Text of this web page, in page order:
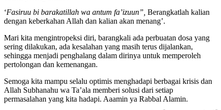
‘Fasiruu bi barakatillah wa antum fa’izuun”, Berangkatlah kalian
dengan keberkahan Allah dan kalian akan menang’.
Mari kita mengintropeksi diri, barangkali ada perbuatan dosa yang
sering dilakukan, ada kesalahan yang masih terus dijalankan,
sehingga menjadi penghalang dalam dirinya untuk memperoleh
pertolongan dan kemenangan.
Semoga kita mampu selalu optimis menghadapi berbagai krisis dan
Allah Subhanahu wa Ta’ala memberi solusi dari setiap
permasalahan yang kita hadapi. Aaamin ya Rabbal Alamin.